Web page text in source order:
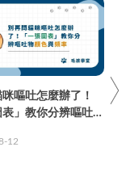
嘔吐怎麼辦了！
表」教你分辨嘔吐物
12